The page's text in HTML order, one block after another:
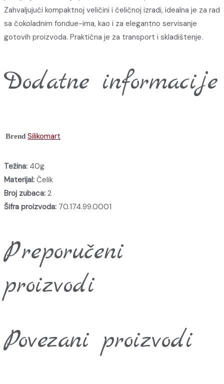
Zahvaljujući kompaktnoj veličini i čeličnoj izradi, idealna je za rad
sa čokoladnim fondue-ima, kao i za elegantno servisanje
gotovih proizvoda. Praktična je za transport i skladištenje.
Dodatne informacije
Brend Silikomart
Težina: 40g
Materijal: Čelik
Broj zubaca: 2
Šifra proizvoda: 70.174.99.0001
Preporučeni
proizvodi
Povezani proizvodi